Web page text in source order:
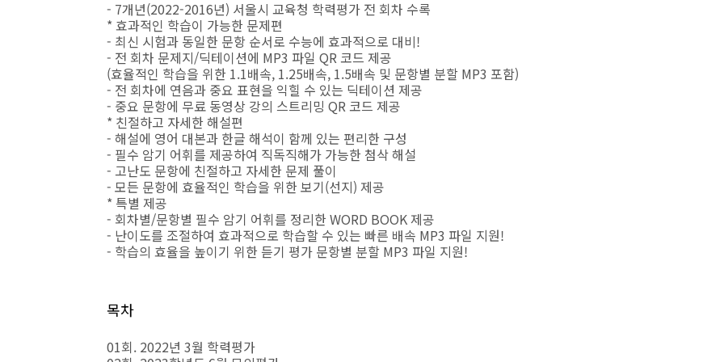
- 7개년(2022-2016년) 서울시 교육청 학력평가 전 회차 수록
* 효과적인 학습이 가능한 문제편
- 최신 시험과 동일한 문항 순서로 수능에 효과적으로 대비!
- 전 회차 문제지/딕테이션에 MP3 파일 QR 코드 제공
(효율적인 학습을 위한 1.1배속, 1.25배속, 1.5배속 및 문항별 분할 MP3 포함)
- 전 회차에 연음과 중요 표현을 익힐 수 있는 딕테이션 제공
- 중요 문항에 무료 동영상 강의 스트리밍 QR 코드 제공
* 친절하고 자세한 해설편
- 해설에 영어 대본과 한글 해석이 함께 있는 편리한 구성
- 필수 암기 어휘를 제공하여 직독직해가 가능한 첨삭 해설
- 고난도 문항에 친절하고 자세한 문제 풀이
- 모든 문항에 효율적인 학습을 위한 보기(선지) 제공
* 특별 제공
- 회차별/문항별 필수 암기 어휘를 정리한 WORD BOOK 제공
- 난이도를 조절하여 효과적으로 학습할 수 있는 빠른 배속 MP3 파일 지원!
- 학습의 효율을 높이기 위한 듣기 평가 문항별 분할 MP3 파일 지원!
목차
01회. 2022년 3월 학력평가